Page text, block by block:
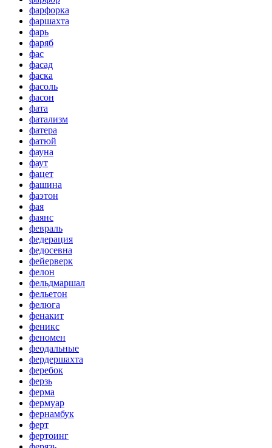
фарфорка
фаршахта
фарь
фаряб
фас
фасад
фаска
фасоль
фасон
фата
фатализм
фатера
фатюй
фауна
фаут
фацет
фашина
фаэтон
фая
фаянс
февраль
федерация
федосевна
фейерверк
фелон
фельдмаршал
фельетон
фелюга
фенакит
феникс
феномен
феодальные
фердершахта
феребок
ферзь
ферма
фермуар
фернамбук
ферт
фертоинг